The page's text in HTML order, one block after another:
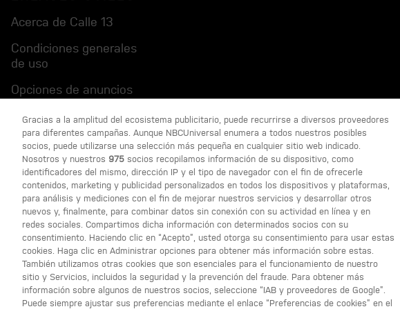
Acerca de Calle 13
Condiciones generales
de uso
Opciones de anuncios
Política de privacidad
CHANNEL
Gracias a la amplitud del ecosistema publicitario, puede recurrirse a diversos proveedores
para diferentes campañas. Aunque NBCUniversal enumera a todos nuestros posibles
socios, puede utilizarse una selección más pequeña en cualquier sitio web indicado.
Nosotros y nuestros 975 socios recopilamos información de su dispositivo, como
identificadores del mismo, dirección IP y el tipo de navegador con el fin de ofrecerle
contenidos, marketing y publicidad personalizados en todos los dispositivos y plataformas,
para análisis y mediciones con el fin de mejorar nuestros servicios y desarrollar otros
nuevos y, finalmente, para combinar datos sin conexión con su actividad en línea y en
redes sociales. Compartimos dicha información con determinados socios con su
consentimiento. Haciendo clic en “Acepto”, usted otorga su consentimiento para usar estas
cookies. Haga clic en Administrar opciones para obtener más información sobre estas.
También utilizamos otras cookies que son esenciales para el funcionamiento de nuestro
sitio y Servicios, incluidos la seguridad y la prevención del fraude. Para obtener más
información sobre algunos de nuestros socios, seleccione “IAB y proveedores de Google”.
Puede siempre ajustar sus preferencias mediante el enlace “Preferencias de cookies” en el